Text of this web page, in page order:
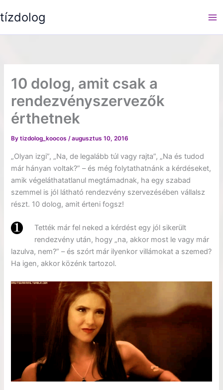
to
tízdolog
10 dolog, amit csak a
rendezvényszervezők
érthetnek
Bytizdolog_koocos/augusztus 10, 2016
„Olyan izgi”, „Na, de legalább túl vagy rajta”, „Na és tudod
már hányan voltak?” – és még folytathatnánk a kérdéseket,
amik végeláthatatlanul megtámadnak, ha egy szabad
szemmel is jól látható rendezvény szervezésében vállalsz
részt. 10 dolog, amit érteni fogsz!
Tették már fel neked a kérdést egy jól sikerült
rendezvény után, hogy „na, akkor most le vagy már
lazulva, nem?” – és szórt már ilyenkor villámokat a szemed?
Ha igen, akkor közénk tartozol.